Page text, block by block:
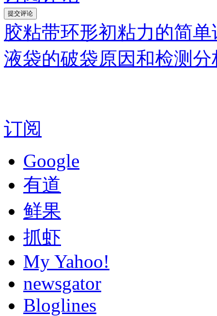
胶粘带环形初粘力的简
液袋的破袋原因和检测分
订阅
Google
有道
鲜果
抓虾
My Yahoo!
newsgator
Bloglines